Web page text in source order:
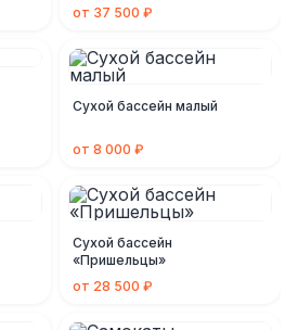
от 37 500 ₽
Сухой бассейн малый
от 8 000 ₽
Сухой бассейн
«Пришельцы»
от 28 500 ₽